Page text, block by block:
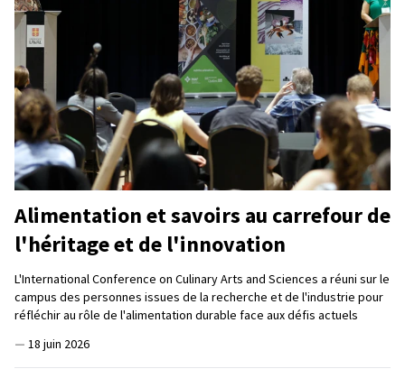
Alimentation et savoirs au carrefour de
l'héritage et de l'innovation
L'International Conference on Culinary Arts and Sciences a réuni sur le
campus des personnes issues de la recherche et de l'industrie pour
réfléchir au rôle de l'alimentation durable face aux défis actuels
— 18 juin 2026